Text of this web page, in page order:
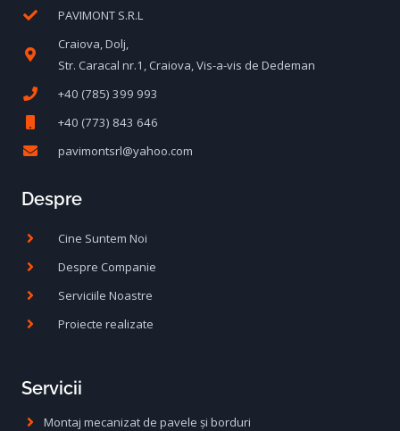
PAVIMONT S.R.L
Craiova, Dolj,
Str. Caracal nr.1, Craiova, Vis-a-vis de Dedeman
+40 (785) 399 993
+40 (773) 843 646
pavimontsrl@yahoo.com
Despre
Cine Suntem Noi
Despre Companie
Serviciile Noastre
Proiecte realizate
Servicii
Montaj mecanizat de pavele și borduri